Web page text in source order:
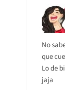
No
que
Lo de
jaja